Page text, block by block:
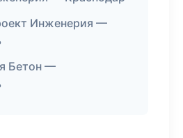
Инженерия —
Бетон —